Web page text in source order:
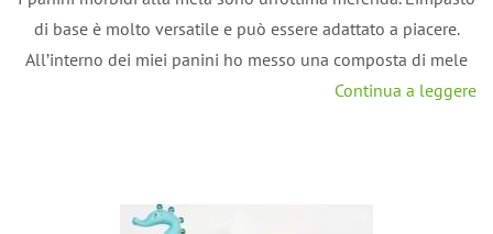
di base è molto versatile e può essere adattato a piacere.
All’interno dei miei panini ho messo una composta di mele
Continua a leggere